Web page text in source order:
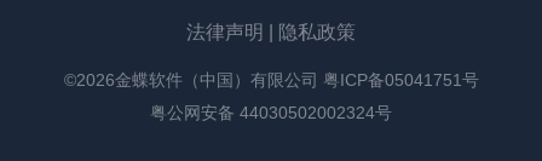
法律声明 隐私政策
©2026金蝶软件（中国）有限公司 粤ICP备05041751号
粤公网安备 44030502002324号